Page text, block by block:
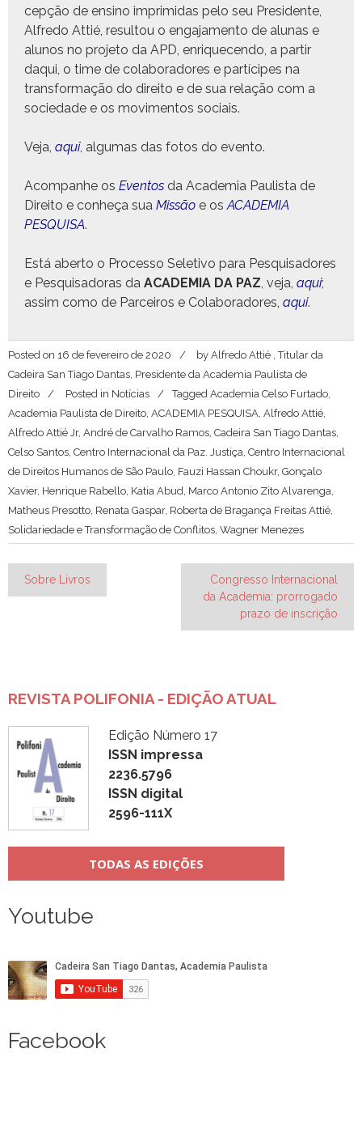
cepção de ensi­no imprim­i­das pelo seu Pres­i­dente,
Alfre­do Attié, resul­tou o enga­ja­men­to de alu­nas e
alunos no pro­je­to da APD, enrique­cen­do, a par­tir
daqui, o time de colab­o­radores e partícipes na
trans­for­mação do dire­ito e de sua relação com a
sociedade e os movi­men­tos sociais.
Veja, aqui, algu­mas das fotos do evento.
Acom­pan­he os Even­tos da Acad­e­mia Paulista de
Dire­ito e con­heça sua Mis­são e osACADEMIA
PESQUISA.
Está aber­to o Proces­so Sele­ti­vo para Pesquisadores
e Pesquisado­ras da ACADEMIA DA PAZ, veja, aqui;
assim como de Par­ceiros e Colab­o­radores, aqui.
Posted on 16 de fevereiro de 2020 by Alfredo Attié , Titular da
Cadeira San Tiago Dantas, Presidente da Academia Paulista de
Direito
Posted in Notícias Tagged Academia Celso Furtado,
Academia Paulista de Direito, ACADEMIA PESQUISA, Alfredo Attié,
Alfredo Attié Jr, André de Carvalho Ramos, Cadeira San Tiago Dantas,
Celso Santos, Centro Internacional da Paz. Justiça, Centro Internacional
de Direitos Humanos de São Paulo, Fauzi Hassan Choukr, Gonçalo
Xavier, Henrique Rabello, Katia Abud, Marco Antonio Zito Alvarenga,
Matheus Presotto, Renata Gaspar, Roberta de Bragança Freitas Attié,
Solidariedade e Transformação de Conflitos, Wagner Menezes
Navegação
Sobre Livros
Congresso Internacional
da Academia: prorrogado
prazo de inscrição
REVISTA POLIFONIA - EDIÇÃO ATUAL
Edição Número 17
ISSN impressa
2236.5796
ISSN digital
2596-111X
TODAS AS EDIÇÕES
Youtube
Facebook